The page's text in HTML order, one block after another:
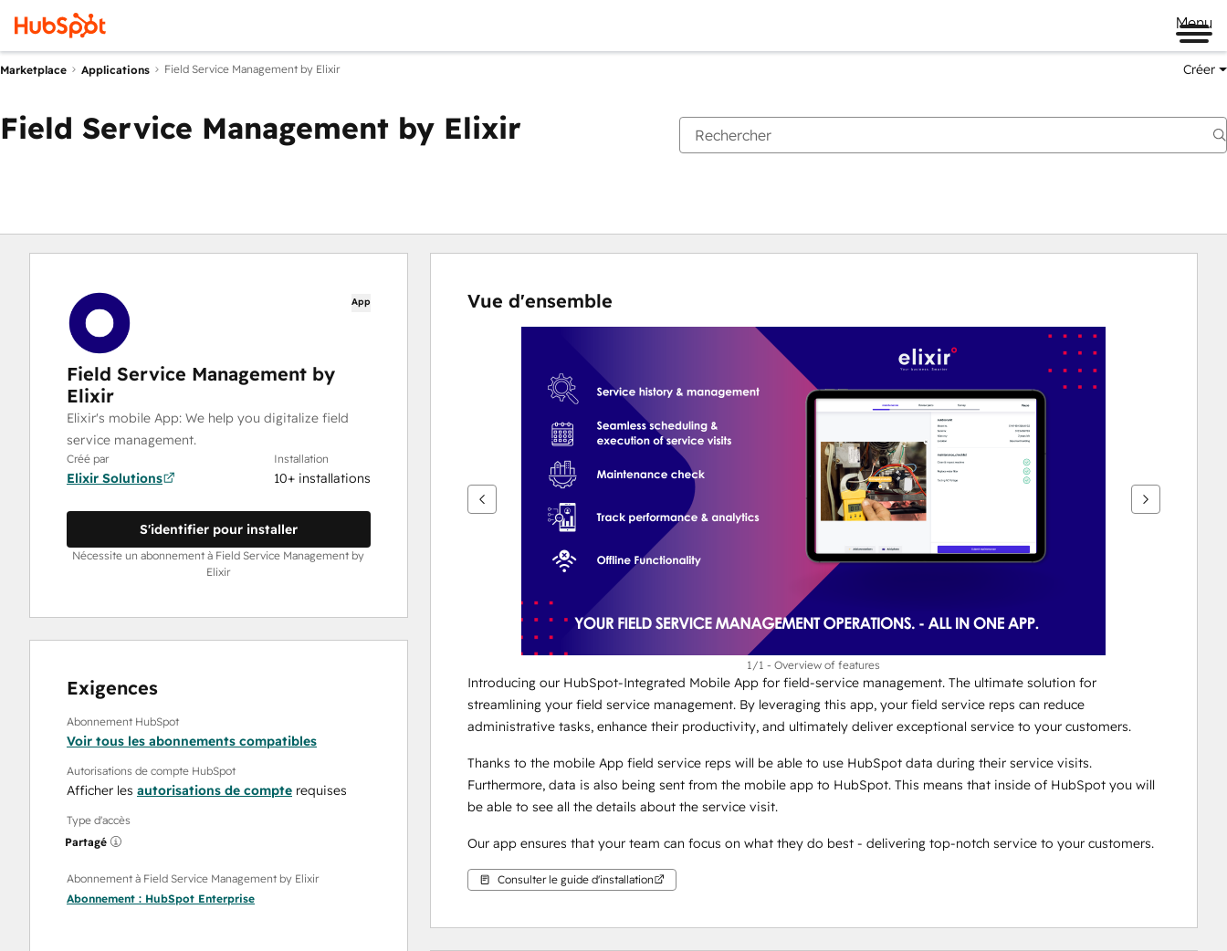
Menu
Marketplace Applications Field Service Management by Elixir Créer
Field Service Management by Elixir
App
Field Service Management by
Elixir
Elixir's mobile App: We help you digitalize field
service management.
Créé par
Elixir Solutions
Installation
10+ installations
S'identifier pour installer
Nécessite un abonnement à Field Service Management by
Elixir
Exigences
Abonnement HubSpot
Voir tous les abonnements compatibles
Autorisations de compte HubSpot
Afficher les autorisations de compte requises
Type d'accès
Partagé
Abonnement à Field Service Management by Elixir
Abonnement : HubSpot Enterprise
Vue d'ensemble
d'autres
éléments
1/1 - Overview of features
Introducing our HubSpot-Integrated Mobile App for field-service management. The ultimate solution for
streamlining your field service management. By leveraging this app, your field service reps can reduce
administrative tasks, enhance their productivity, and ultimately deliver exceptional service to your customers.
Thanks to the mobile App field service reps will be able to use HubSpot data during their service visits.
Furthermore, data is also being sent from the mobile app to HubSpot. This means that inside of HubSpot you will
be able to see all the details about the service visit.
Our app ensures that your team can focus on what they do best - delivering top-notch service to your customers.
Consulter le guide d'installation